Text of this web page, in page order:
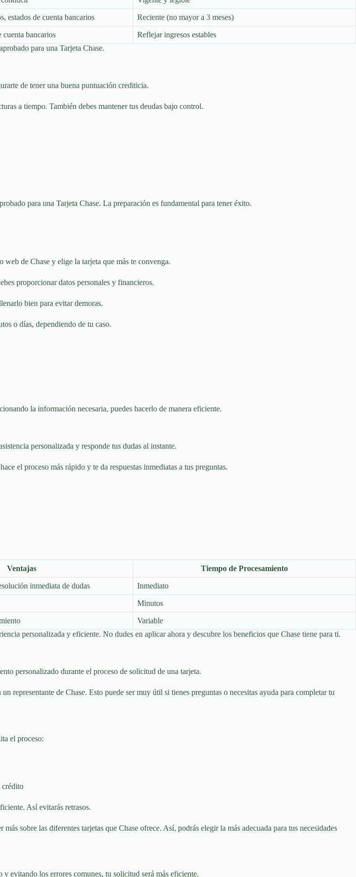
estados de cuenta bancarios Reciente (no mayor a 3 meses)
cuenta bancarios
Reflejar ingresos estables
para una Tarjeta Chase.
de tener una buena puntuación crediticia.
a tiempo. También debes mantener tus deudas bajo control.
para una Tarjeta Chase. La preparación es fundamental para tener éxito.
de Chase y elige la tarjeta que más te convenga.
proporcionar datos personales y financieros.
bien para evitar demoras.
o días, dependiendo de tu caso.
la información necesaria, puedes hacerlo de manera eficiente.
personalizada y responde tus dudas al instante.
el proceso más rápido y te da respuestas inmediatas a tus preguntas.
Ventajas Tiempo de Procesamiento
inmediata de dudas Inmediato
Minutos
Variable
personalizada y eficiente. No dudes en aplicar ahora y descubre los beneficios que Chase tiene para ti.
personalizado durante el proceso de solicitud de una tarjeta.
representante de Chase. Esto puede ser muy útil si tienes preguntas o necesitas ayuda para completar tu
el proceso:
crédito
Así evitarás retrasos.
sobre las diferentes tarjetas que Chase ofrece. Así, podrás elegir la más adecuada para tus necesidades
evitando los errores comunes, tu solicitud será más eficiente.